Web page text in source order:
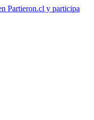
Partieron.cl y participa